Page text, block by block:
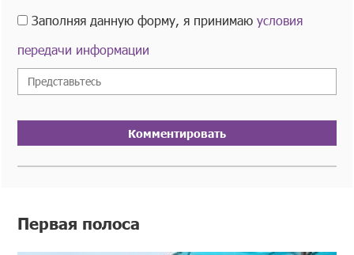
Заполняя данную форму, я принимаюусловия
передачи информации
Комментировать
Первая полоса